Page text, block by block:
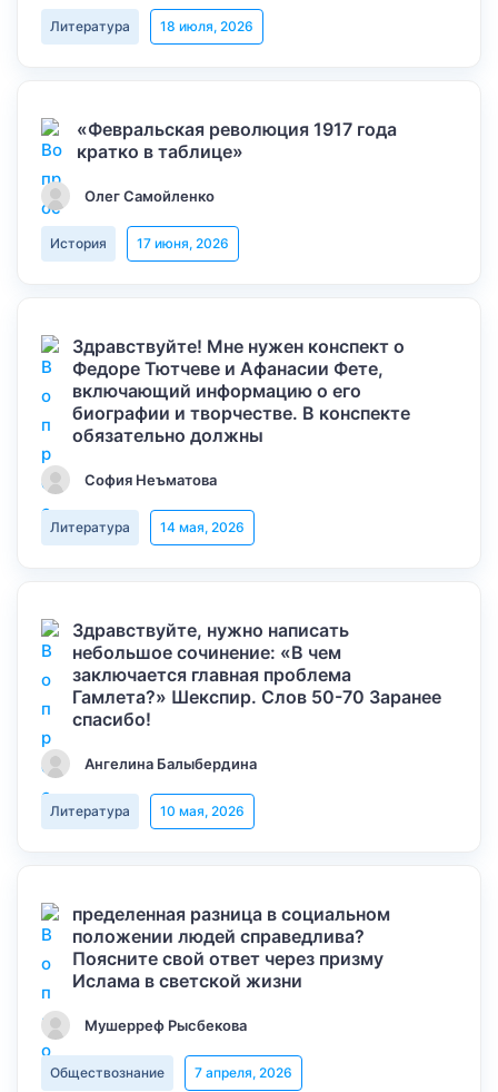
Литература 18 июля, 2026
«Февральская революция 1917 года
кратко в таблице»
Олег Самойленко
История 17 июня, 2026
Здравствуйте! Мне нужен конспект о
Федоре Тютчеве и Афанасии Фете,
включающий информацию о его
биографии и творчестве. В конспекте
обязательно должны
София Неъматова
Литература 14 мая, 2026
Здравствуйте, нужно написать
небольшое сочинение: «В чем
заключается главная проблема
Гамлета?» Шекспир. Слов 50-70 Заранее
спасибо!
Ангелина Балыбердина
Литература 10 мая, 2026
пределенная разница в социальном
положении людей справедлива?
Поясните свой ответ через призму
Ислама в светской жизни
Мушерреф Рысбекова
Обществознание 7 апреля, 2026